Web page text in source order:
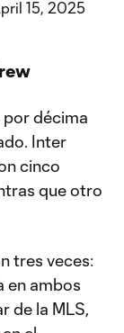
15, 2025
décima
Inter
cinco
que otro
tres veces:
en ambos
de la MLS,